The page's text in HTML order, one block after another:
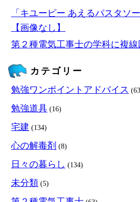
「キユーピー あえるパスタソ
【画像なし】
第２種電気工事士の学科に複
カテゴリー
勉強ワンポイントアドバイス
勉強道具 (16)
宅建 (134)
心の解毒剤 (8)
日々の暮らし (134)
未分類 (5)